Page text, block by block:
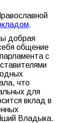
.
добрая
общение
с
что
для
вклад в
Владыка.